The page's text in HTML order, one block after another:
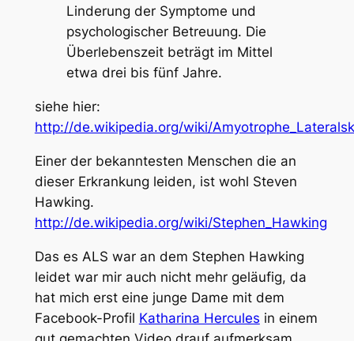
Linderung der Symptome und
psychologischer Betreuung. Die
Überlebenszeit beträgt im Mittel
etwa drei bis fünf Jahre.
siehe hier:
http://de.wikipedia.org/wiki/
Einer der bekanntesten Menschen die an
dieser Erkrankung leiden, ist wohl Steven
Hawking.
http://de.wikipedia.org/wiki/Stephen_Hawking
Das es ALS war an dem Stephen Hawking
leidet war mir auch nicht mehr geläufig, da
hat mich erst eine junge Dame mit dem
Facebook-Profil Katharina Hercules in einem